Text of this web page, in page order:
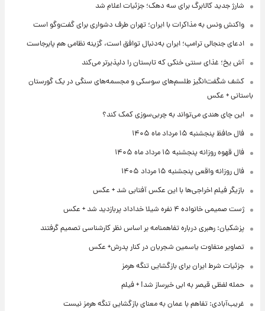
شارژ جدید کالابرگ برای سه دهک؛ جزئیات اعلام شد
واکنش ونس به مذاکرات با ایران؛ تهران طرف دشواری برای گفت‌وگو است
ادعای جنجالی ترامپ؛ ایران به‌دنبال توافق است، گزینه نظامی هم پابرجاست
آش یخ؛ غذای سنتی خنکی که تابستان را دلپذیرتر می‌کند
کشف شگفت‌انگیز طلسم‌های سوسکی و مجسمه‌های سنگی در یک گورستان
باستانی + عکس
این چای هندی می‌تواند به چربی‌سوزی کمک کند؟
فال حافظ پنجشنبه ۱۵ مرداد ماه ۱۴۰۵
فال قهوه روزانه پنجشنبه ۱۵ مرداد ماه ۱۴۰۵
فال روزانه واقعی پنجشنبه ۱۵ مرداد ۱۴۰۵
بازیگر فیلم اخراجی‌ها با این عکس آفتابی شد + عکس
ژست صمیمی خانواده ۴ نفره شیلا خداداد پربازدید شد + عکس
پزشکیان: رهبری درباره تفاهمنامه بر اساس نظر کارشناسی تصمیم گرفتند
تصاویر متفاوت یاسمین شجریان در کنار پدرش+ عکس
جزئیات شرط ایران برای بازگشایی تنگه هرمز
حمله لفظی قیصر به ابی خبرساز شد! + فیلم
غریب‌آبادی: تفاهم با عمان به معنای بازگشایی تنگه هرمز نیست